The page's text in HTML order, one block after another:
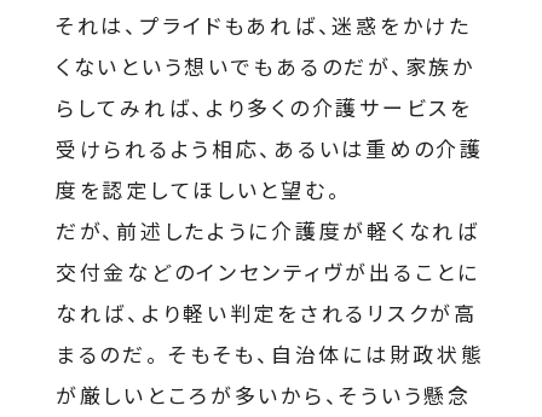
それは、プライドもあれば、迷惑をかけた
くないという想いでもあるのだが、家族か
らしてみれば、より多くの介護サービスを
受けられるよう相応、あるいは重めの介護
度を認定してほしいと望む。
だが、前述したように介護度が軽くなれば
交付金などのインセンティヴが出ることに
なれば、より軽い判定をされるリスクが高
まるのだ。 そもそも、自治体には財政状態
が厳しいところが多いから、そういう懸念